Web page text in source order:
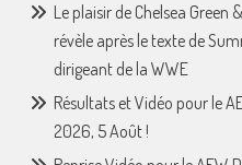
Le plaisir de Chelsea Green
révèle après le texte de
dirigeant de la WWE
Résultats et Vidéo pour le
2026, 5 Août !